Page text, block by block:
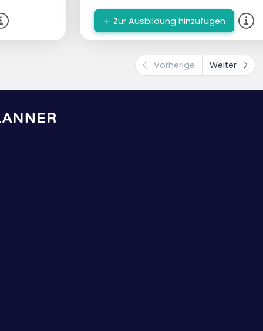
2 Gruppen führen immer dieselbe
Aufgabe aus.
Zur Ausbildung hinzufügen
Vorherige Weiter